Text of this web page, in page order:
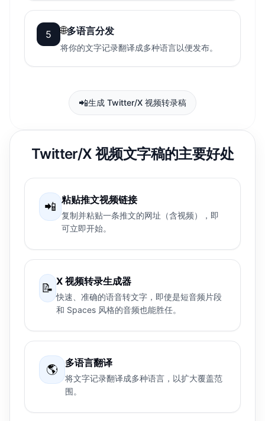
5 🌐多语言分发
将你的文字记录翻译成多种语言以便发布。
📲生成 Twitter/X 视频转录稿
Twitter/X 视频文字稿的主要好处
📲 粘贴推文视频链接
复制并粘贴一条推文的网址（含视频），即
可立即开始。
📝 X 视频转录生成器
快速、准确的语音转文字，即使是短音频片段
和 Spaces 风格的音频也能胜任。
🌎 多语言翻译
将文字记录翻译成多种语言，以扩大覆盖范
围。